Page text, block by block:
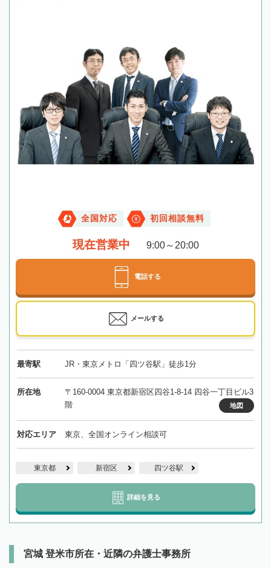
全国対応 初回相談無料
現在営業中 9:00～20:00
電話する
メールする
最寄駅 JR・東京メトロ「四ツ谷駅」徒歩1分
所在地
〒160-0004 東京都新宿区四谷1-8-14 四谷一丁目ビル3
階
地図
対応エリア 東京、全国オンライン相談可
東京都 新宿区 四ツ谷駅
詳細を見る
宮城 登米市所在・近隣の弁護士事務所